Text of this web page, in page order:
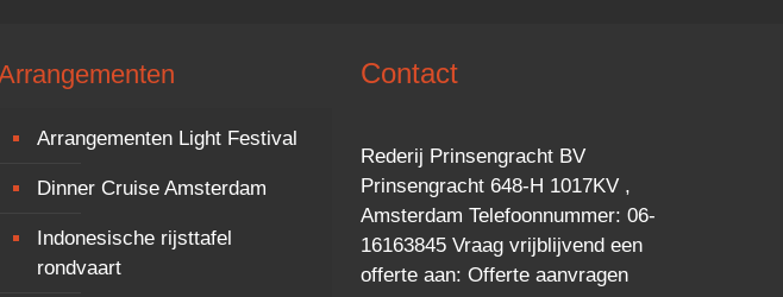
Arrangementen Light Festival
Dinner Cruise Amsterdam
Indonesische rijsttafel
rondvaart
Contact
Rederij Prinsengracht BV
Prinsengracht 648-H 1017KV ,
Amsterdam Telefoonnummer: 06-
16163845 Vraag vrijblijvend een
offerte aan:Offerte aanvragen